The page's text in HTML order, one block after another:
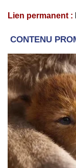
Lien permanent :